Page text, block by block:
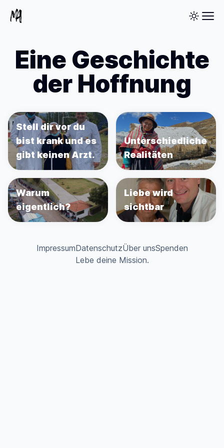
Eine Geschichte
der Hoffnung
Stell dir vor du
bist krank und es
gibt keinen Arzt.
Unterschiedliche
Realitäten
Warum
eigentlich?
Liebe wird
sichtbar
ImpressumDatenschutzÜber unsSpenden
Lebe deine Mission.